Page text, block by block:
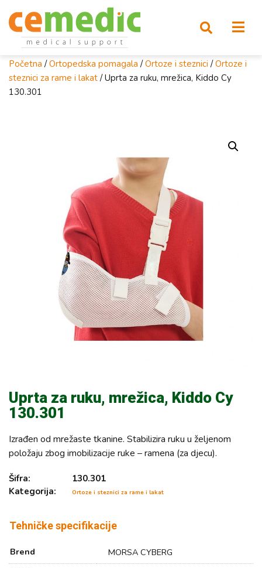
Početna /Ortopedska pomagala /Ortoze i steznici /Ortoze i
steznici za rame i lakat/ Uprta za ruku, mrežica, Kiddo Cy
130.301
Uprta za ruku, mrežica, Kiddo Cy
130.301
Izrađen od mrežaste tkanine. Stabilizira ruku u željenom
položaju zbog imobilizacije ruke – ramena (za djecu).
Šifra:
130.301
Kategorija:
Ortoze i steznici za rame i lakat
Tehničke specifikacije
Brend
MORSA CYBERG